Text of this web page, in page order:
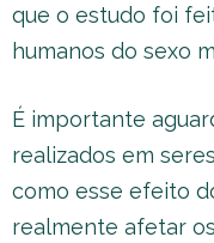
que o estudo foi
humanos do sexo
É importante
realizados em
como esse efeito
realmente afetar